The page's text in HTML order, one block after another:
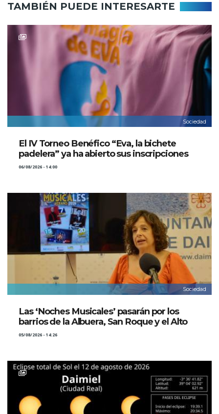
TAMBIÉN PUEDE INTERESARTE
Sociedad
El IV Torneo Benéfico “Eva, la bichete
padelera” ya ha abierto sus inscripciones
06/08/2026 - 14:00
Sociedad
Las ‘Noches Musicales’ pasarán por los
barrios de la Albuera, San Roque y el Alto
05/08/2026 - 14:26